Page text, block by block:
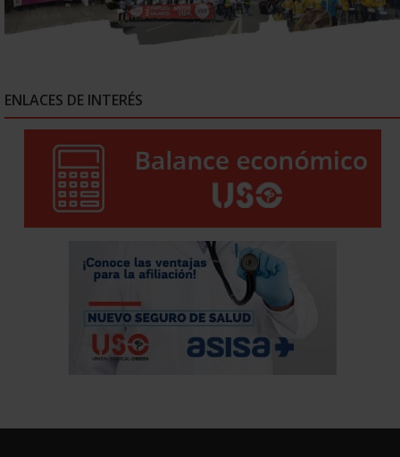
ENLACES DE INTERÉS